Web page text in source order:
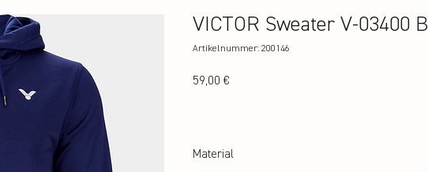
VICTOR Sweater V-03400 B
Artikelnummer: 200146
59,00 €
Material